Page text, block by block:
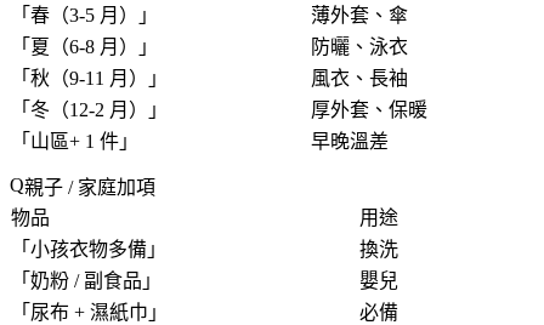
「 春（3-5 月） 」
薄外套、傘
「 夏（6-8 月） 」
防曬、泳衣
「 秋（9-11 月） 」
風衣、長袖
「 冬（12-2 月） 」
厚外套、保暖
「 山區+ 1 件 」 早晚溫差
親子 / 家庭加項
物品
用途
「 小孩衣物多備 」
換洗
「 奶粉 / 副食品 」
嬰兒
「 尿布 + 濕紙巾 」
必備